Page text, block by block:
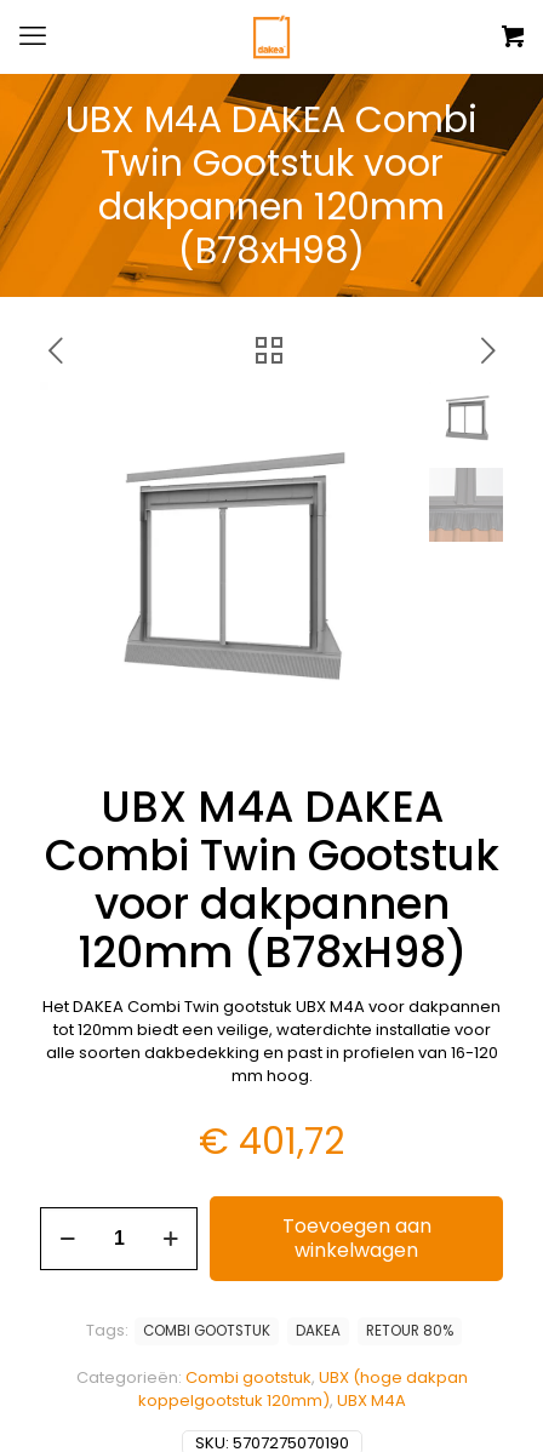
UBX M4A DAKEA Combi
Twin Gootstuk voor
dakpannen 120mm
(B78xH98)
UBX M4A DAKEA
Combi Twin Gootstuk
voor dakpannen
120mm (B78xH98)
Het DAKEA Combi Twin gootstuk UBX M4A voor dakpannen
tot 120mm biedt een veilige, waterdichte installatie voor
alle soorten dakbedekking en past in profielen van 16-120
mm hoog.
€ 401,72
Toevoegen aan
winkelwagen
SKU: 5707275070190
Categorieën: Combi gootstuk, UBX (hoge dakpan
koppelgootstuk 120mm), UBX M4A
Tags: COMBI GOOTSTUK DAKEA RETOUR 80%